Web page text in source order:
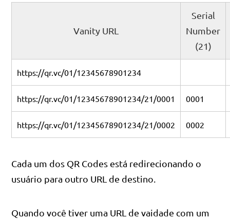
Vanity URL
Serial
Number
(21)
https://qr.vc/01/12345678901234
https://qr.vc/01/12345678901234/21/0001 0001
https://qr.vc/01/12345678901234/21/0002 0002
Cada um dos QR Codes está redirecionando o
usuário para outro URL de destino.
Quando você tiver uma URL de vaidade com um